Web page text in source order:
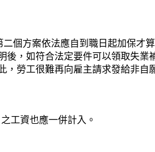
個方案依法應自到職日起加保才算
後，如符合法定要件可以領取失業
，勞工很難再向雇主請求發給非自
工資也應一併計入。